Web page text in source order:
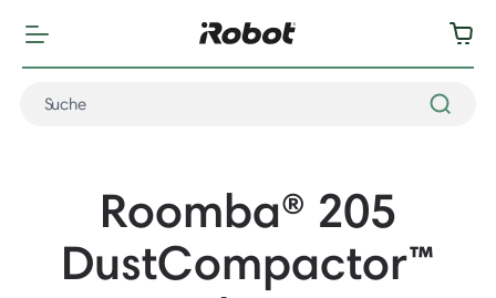
Roomba® 205
DustCompactor™